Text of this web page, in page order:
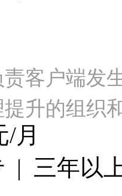
客户端发
提升的组
/月
| 三年以